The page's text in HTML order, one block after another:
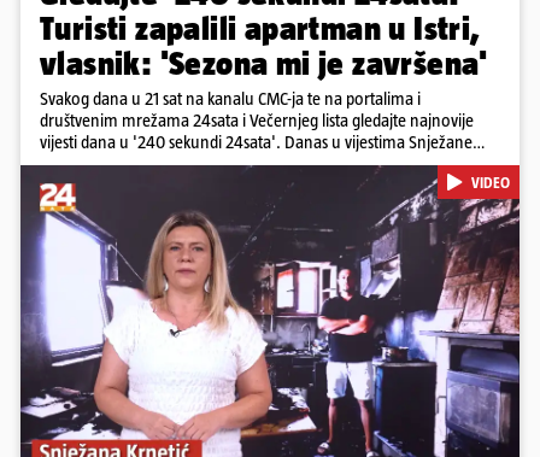
Turisti zapalili apartman u Istri,
vlasnik: 'Sezona mi je završena'
Svakog dana u 21 sat na kanalu CMC-ja te na portalima i
društvenim mrežama 24sata i Večernjeg lista gledajte najnovije
vijesti dana u '240 sekundi 24sata'. Danas u vijestima Snježane
Krnetić: Turisti uništili apartman u Istri, 125 milijuna eura mogla bi
stajati sanacija otpada u Gospiću, u Osijeku pretukli nogometnog
suca, od utorka nove cijene goriva, rastu mirovine za 200 tisuća
branitelja...
Pokretanje videa...
VIDEO